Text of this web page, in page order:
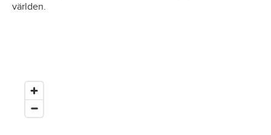
världen.